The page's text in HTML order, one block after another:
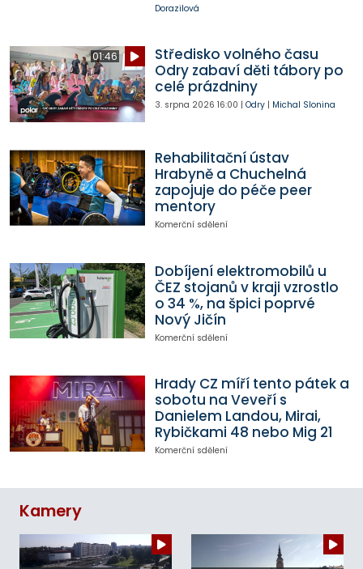
Dorazilová
01:46
Středisko volného času
Odry zabaví děti tábory po
celé prázdniny
3. srpna 2026 16:00 | Odry| Michal Slonina
Rehabilitační ústav
Hrabyně a Chuchelná
zapojuje do péče peer
mentory
Komerční sdělení
Dobíjení elektromobilů u
ČEZ stojanů v kraji vzrostlo
o 34 %, na špici poprvé
Nový Jičín
Komerční sdělení
Hrady CZ míří tento pátek a
sobotu na Veveří s
Danielem Landou, Mirai,
Rybičkami 48 nebo Mig 21
Komerční sdělení
Kamery